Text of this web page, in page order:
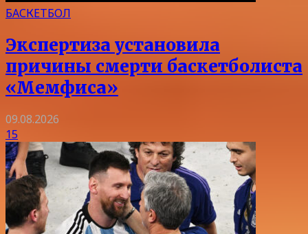
БАСКЕТБОЛ
Экспертиза установила
причины смерти баскетболиста
«Мемфиса»
09.08.2026
15